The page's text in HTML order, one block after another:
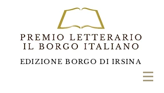
EDIZIONE BORGO DI IRSINA